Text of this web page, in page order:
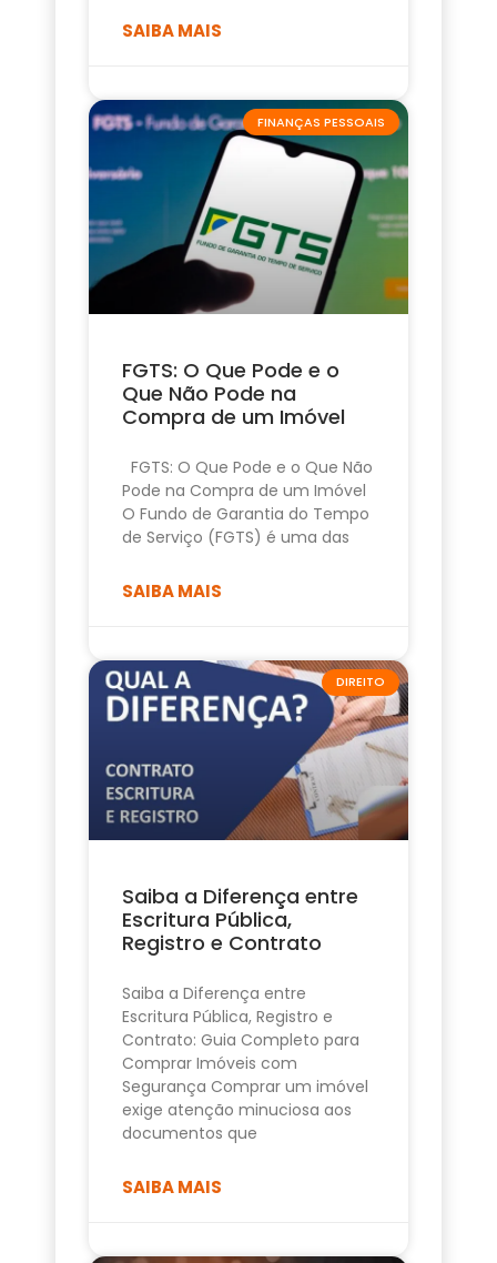
SAIBA MAIS
FINANÇAS PESSOAIS
FGTS: O Que Pode e o
Que Não Pode na
Compra de um Imóvel
FGTS: O Que Pode e o Que Não
Pode na Compra de um Imóvel
O Fundo de Garantia do Tempo
de Serviço (FGTS) é uma das
SAIBA MAIS
DIREITO
Saiba a Diferença entre
Escritura Pública,
Registro e Contrato
Saiba a Diferença entre
Escritura Pública, Registro e
Contrato: Guia Completo para
Comprar Imóveis com
Segurança Comprar um imóvel
exige atenção minuciosa aos
documentos que
SAIBA MAIS